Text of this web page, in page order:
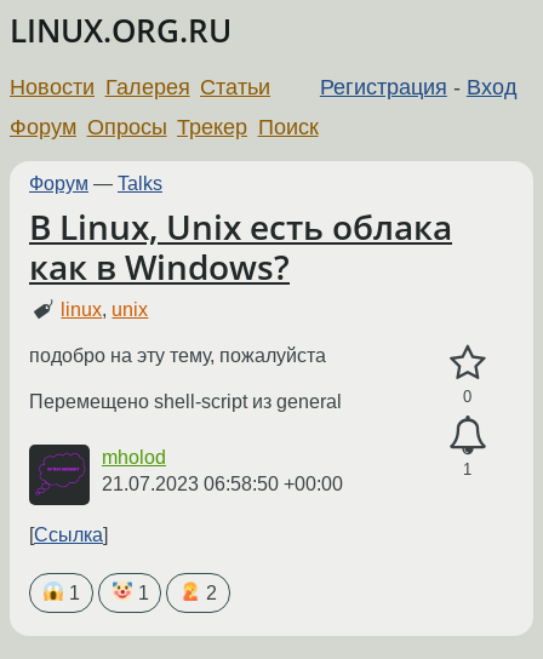
LINUX.ORG.RU
Регистрация - Вход
Новости Галерея Статьи
Форум Опросы Трекер Поиск
Форум — Talks
В Linux, Unix есть облака
как в Windows?
linux, unix
0
1
подобро на эту тему, пожалуйста
Перемещено shell-script из general
mholod
21.07.2023 06:58:50 +00:00
Ссылка
1 1 2